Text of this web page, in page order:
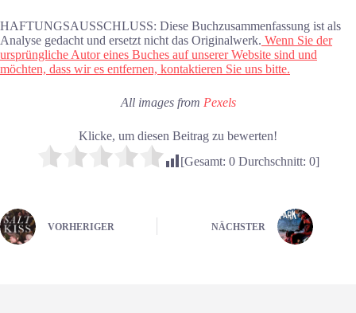
HAFTUNGSAUSSCHLUSS: Diese Buchzusammenfassung ist als
Analyse gedacht und ersetzt nicht das Originalwerk. Wenn Sie der
ursprüngliche Autor eines Buches auf unserer Website sind und
möchten, dass wir es entfernen, kontaktieren Sie uns bitte.
All images from Pexels
Klicke, um diesen Beitrag zu bewerten!
[Gesamt: 0Durchschnitt: 0]
VORHERIGER NÄCHSTER